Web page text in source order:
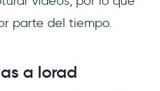
parte del tiempo.
a Iorad